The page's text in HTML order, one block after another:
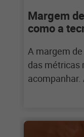
Margem
como a
A margem
das métricas
acompanhar.